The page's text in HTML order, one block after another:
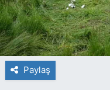
Paylaş